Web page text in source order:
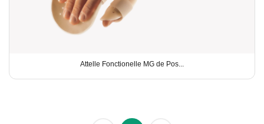
Attelle Fonctionelle MG de Pos...